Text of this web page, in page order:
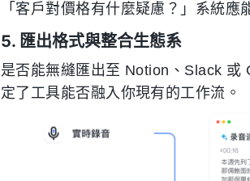
「客戶對價格有什麼疑慮？」系統
5. 匯出格式與整合生態系
是否能無縫匯出至 Notion、Slack 或
定了工具能否融入你現有的工作流。